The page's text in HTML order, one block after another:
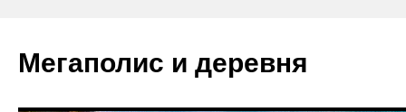
содержимому
Мегаполис и деревня